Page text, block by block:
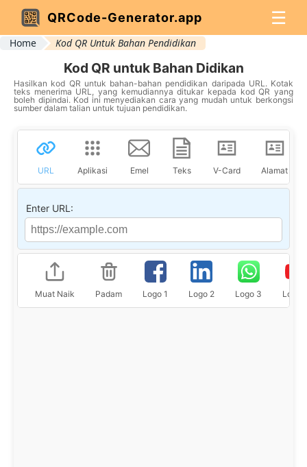
QRCode-Generator.app ☰
Home Kod QR Untuk Bahan Pendidikan
Kod QR untuk Bahan Didikan
Hasilkan kod QR untuk bahan-bahan pendidikan daripada URL. Kotak
teks menerima URL, yang kemudiannya ditukar kepada kod QR yang
boleh dipindai. Kod ini menyediakan cara yang mudah untuk berkongsi
sumber dalam talian untuk tujuan pendidikan.
URL Aplikasi Emel Teks V-Card Alamat
Enter URL:
Muat Naik Padam Logo 1 Logo 2 Logo 3 Logo